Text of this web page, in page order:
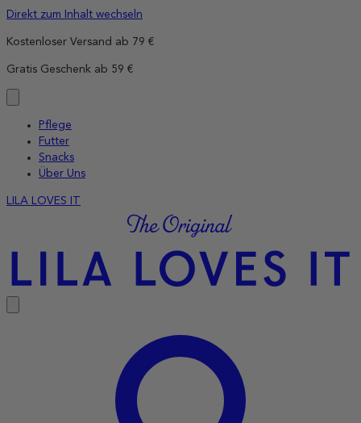
Direkt zum Inhalt wechseln
Kostenloser Versand ab 79 €
Gratis Geschenk ab 59 €
Pflege
Futter
Snacks
Über Uns
LILA LOVES IT